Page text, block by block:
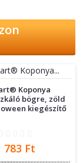
Koponya
bögre, zöld
kiegészítő
783 Ft